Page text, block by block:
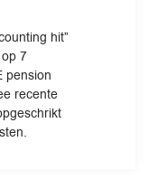
hit”
7
pension
recente